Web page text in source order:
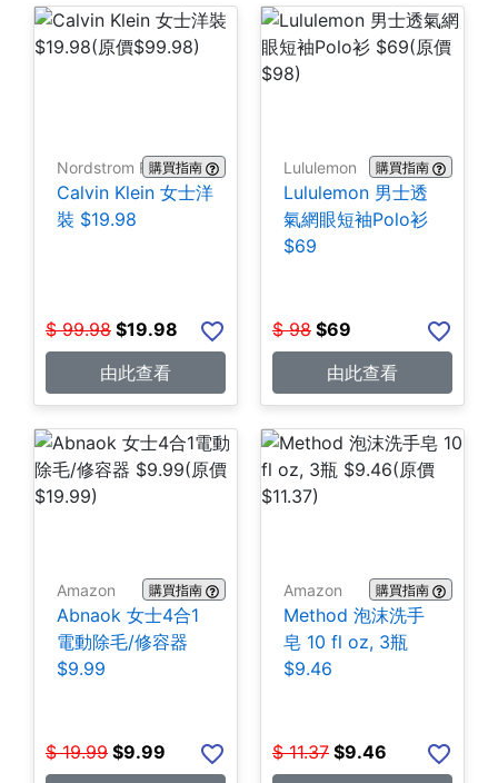
Nordstrom Rack購買指南
Calvin Klein 女士洋
裝 $19.98
$ 99.98 $19.98
由此查看
Lululemon 購買指南
Lululemon 男士透
氣網眼短袖Polo衫
$69
$ 98 $69
由此查看
Amazon 購買指南
Abnaok 女士4合1
電動除毛/修容器
$9.99
$ 19.99 $9.99
Amazon 購買指南
Method 泡沫洗手
皂 10 fl oz, 3瓶
$9.46
$ 11.37 $9.46